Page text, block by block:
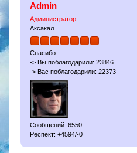
Admin
Администратор
Аксакал
Спасибо
-> Вы поблагодарили: 23846
-> Вас поблагодарили: 22373
Сообщений: 6550
Респект: +4594/-0